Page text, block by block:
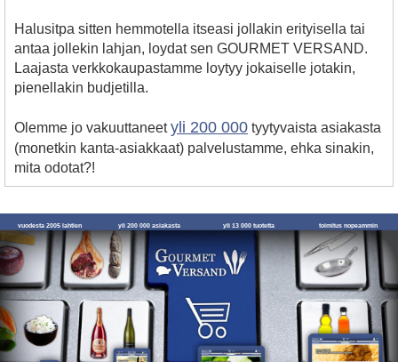
Halusitpa sitten hemmotella itseasi jollakin erityisella tai
antaa jollekin lahjan, loydat sen GOURMET VERSAND.
Laajasta verkkokaupastamme loytyy jokaiselle jotakin,
pienellakin budjetilla.
Olemme jo vakuuttaneetyli 200 000 tyytyvaista asiakasta
(monetkin kanta-asiakkaat) palvelustamme, ehka sinakin,
mita odotat?!
vuodesta 2005 lahtien yli 200 000 asiakasta yli 13 000 tuotetta toimitus nopeammin